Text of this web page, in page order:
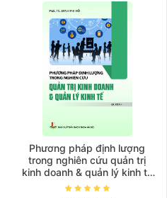
Phương pháp định lượng
trong nghiên cứu quản trị
kinh doanh & quản lý kinh tế
Quyển 4